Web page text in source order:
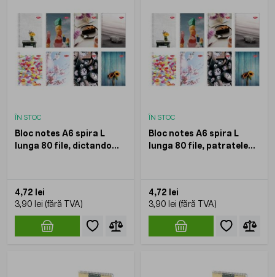
ÎN STOC
Bloc notes A6 spira L
lunga 80 file, dictando
4,72 lei
3,90 lei
ÎN STOC
Bloc notes A6 spira L
lunga 80 file, patratele
4,72 lei
3,90 lei